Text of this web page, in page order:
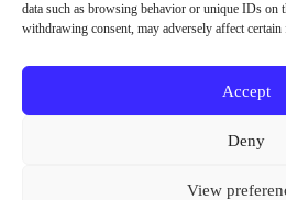
data such as browsing behavior or unique IDs on
withdrawing consent, may adversely affect certain
Accept
Deny
View
​辦公時間：週一至週六：11 am - 8 pm